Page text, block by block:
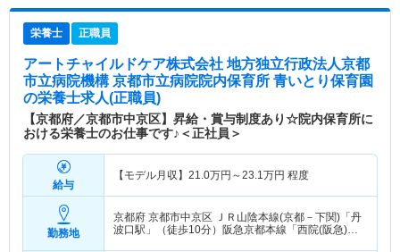
栄養士 正職員
アートチャイルドケア株式会社 地方独立行政法人京都
市立病院機構 京都市立病院院内保育所 青いとり保育園
の栄養士求人(正職員)
【京都府／京都市中京区】昇給・賞与制度あり☆院内保育所に
おける栄養士のお仕事です♪＜正社員＞
給与
【モデル月収】 21.0万円～23.1万円 程度
勤務地
京都府 京都市中京区 ＪＲ山陰本線(京都－下関)「丹
波口駅」（徒歩10分）阪急京都本線「西院(阪急)